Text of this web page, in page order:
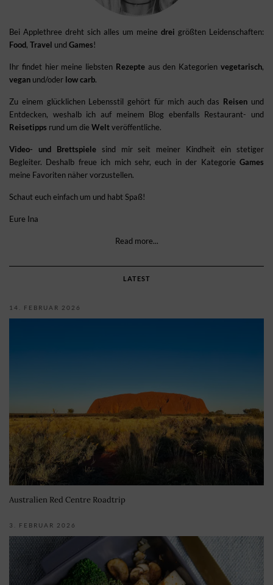
Bei Applethree dreht sich alles um meine drei größten Leidenschaften:
Food, Travel und Games!
Ihr findet hier meine liebsten Rezepteaus den Kategorienvegetarisch,
vegan und/oder low carb.
Zu einem glücklichen Lebensstil gehört für mich auch das Reisen und
Entdecken, weshalb ich auf meinem Blog ebenfalls Restaurant- und
Reisetipps rund um die Weltveröffentliche.
Video- und Brettspielesind mir seit meiner Kindheit ein stetiger
Begleiter. Deshalb freue ich mich sehr, euch in der Kategorie Games
meine Favoriten näher vorzustellen.
Schaut euch einfach um und habt Spaß!
Eure Ina
Read more...
LATEST
14. FEBRUAR 2026
Australien Red Centre Roadtrip
3. FEBRUAR 2026